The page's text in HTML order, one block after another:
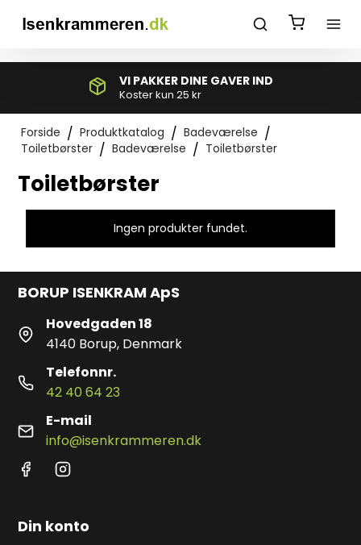
VI PAKKER DINE GAVER IND
Koster kun 25 kr
Forside / Produktkatalog / Badeværelse /
Toiletbørster / Badeværelse / Toiletbørster
Toiletbørster
Ingen produkter fundet.
BORUP ISENKRAM ApS
Hovedgaden 18
4140 Borup, Denmark
Telefonnr.
42 40 64 23
E-mail
info@isenkrammeren.dk
Din konto